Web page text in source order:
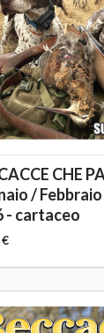
CHE
/
- cartaceo